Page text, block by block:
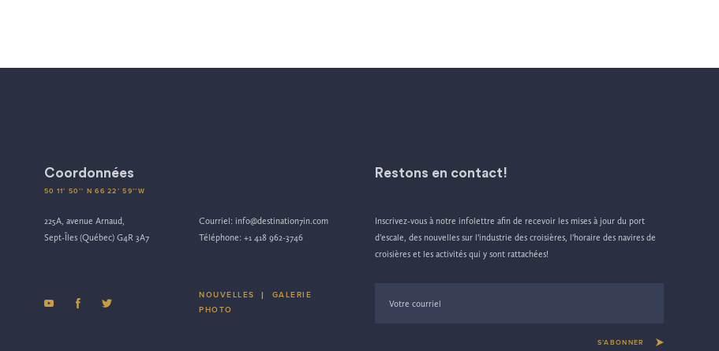
Coordonnées
50 11’ 50’’ N 66 22’ 59’’W
225A, avenue Arnaud,
Sept-Îles (Québec) G4R 3A7
Courriel:info@destination7in.com
Téléphone:+1 418 962-3746
NOUVELLES |
GALERIE
PHOTO
Restons en contact!
Inscrivez-vous à notre infolettre afin de recevoir les mises à jour du port
d’escale, des nouvelles sur l’industrie des croisières, l’horaire des navires de
croisières et les activités qui y sont rattachées!
S’ABONNER